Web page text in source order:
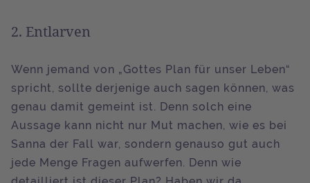
2. Entlarven
Wenn jemand von „Gottes Plan für unser Leben“
spricht, sollte derjenige auch sagen können, was
genau damit gemeint ist. Denn solch eine
Aussage kann nicht nur Mut machen, wie es bei
Sanna der Fall war, sondern genauso gut auch
jede Menge Fragen aufwerfen. Denn wie